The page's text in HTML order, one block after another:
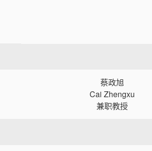
蔡政旭
Cai Zhengxu
兼职教授